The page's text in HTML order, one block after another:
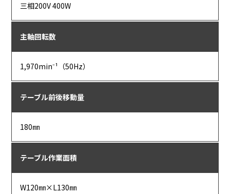
三相200V 400W
主軸回転数
1,970min⁻¹（50Hz）
テーブル前後移動量
180㎜
テーブル作業面積
W120㎜×L130㎜